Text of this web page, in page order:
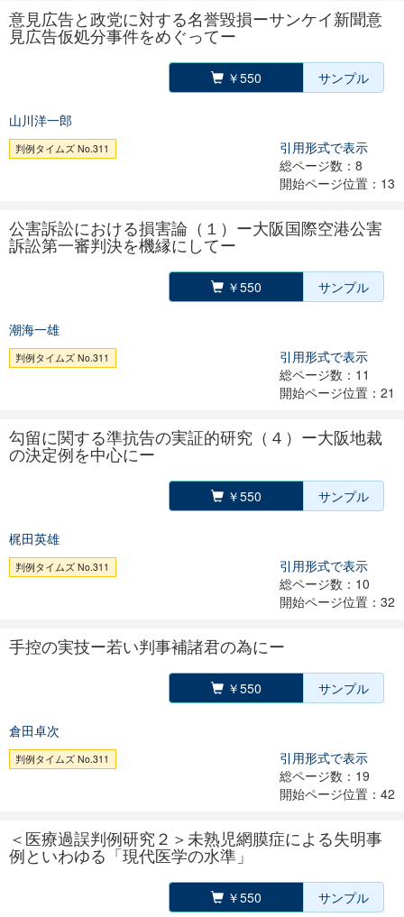
意見広告と政党に対する名誉毀損ーサンケイ新聞意
見広告仮処分事件をめぐってー
￥550 サンプル
山川洋一郎
判例タイムズ No.311
引用形式で表示
総ページ数：8
開始ページ位置：13
公害訴訟における損害論（１）ー大阪国際空港公害
訴訟第一審判決を機縁にしてー
￥550 サンプル
潮海一雄
判例タイムズ No.311
引用形式で表示
総ページ数：11
開始ページ位置：21
勾留に関する準抗告の実証的研究（４）ー大阪地裁
の決定例を中心にー
￥550 サンプル
梶田英雄
判例タイムズ No.311
引用形式で表示
総ページ数：10
開始ページ位置：32
手控の実技ー若い判事補諸君の為にー
￥550 サンプル
倉田卓次
判例タイムズ No.311
引用形式で表示
総ページ数：19
開始ページ位置：42
＜医療過誤判例研究２＞未熟児網膜症による失明事
例といわゆる「現代医学の水準」
￥550 サンプル